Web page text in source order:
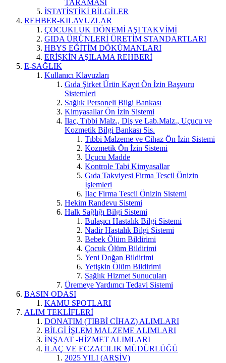
TARAMASI
İSTATİSTİKİ BİLGİLER
REHBER-KILAVUZLAR
ÇOCUKLUK DÖNEMİ AŞI TAKVİMİ
GIDA ÜRÜNLERİ ÜRETİM STANDARTLARI
HBYS EĞİTİM DÖKÜMANLARI
ERİŞKİN AŞILAMA REHBERİ
E-SAĞLIK
Kullanıcı Klavuzları
Gıda Şirket Ürün Kayıt Ön İzin Başvuru
Sistemleri
Sağlık Personeli Bilgi Bankası
Kimyasallar Ön İzin Sistemi
İlaç, Tıbbi Malz., Diş ve Lab.Malz., Uçucu ve
Kozmetik Bilgi Bankası Sis.
Tıbbi Malzeme ve Cihaz Ön İzin Sistemi
Kozmetik Ön İzin Sistemi
Uçucu Madde
Kontrole Tabi Kimyasallar
Gıda Takviyesi Firma Tescil Önizin
İşlemleri
İlaç Firma Tescil Önizin Sistemi
Hekim Randevu Sistemi
Halk Sağlığı Bilgi Sistemi
Bulaşıcı Hastalık Bilgi Sistemi
Nadir Hastalık Bilgi Sistemi
Bebek Ölüm Bildirimi
Çocuk Ölüm Bildirimi
Yeni Doğan Bildirimi
Yetişkin Ölüm Bildirimi
Sağlık Hizmet Sunucuları
Üremeye Yardımcı Tedavi Sistemi
BASIN ODASI
KAMU SPOTLARI
ALIM TEKLİFLERİ
DONATIM (TIBBİ CİHAZ) ALIMLARI
BİLGİ İŞLEM MALZEME ALIMLARI
İNŞAAT -HİZMET ALIMLARI
İLAÇ VE ECZACILIK MÜDÜRLÜĞÜ
2025 YILI (ARŞİV)